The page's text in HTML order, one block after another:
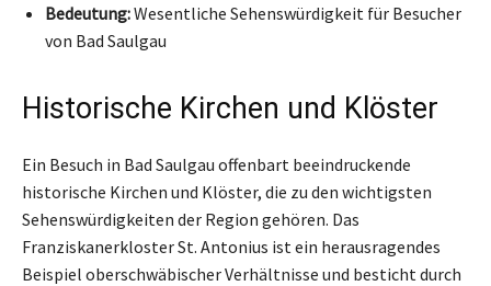
Bedeutung:Wesentliche Sehenswürdigkeit für Besucher
von Bad Saulgau
Historische Kirchen und Klöster
Ein Besuch in Bad Saulgau offenbart beeindruckende
historische Kirchen und Klöster, die zu den wichtigsten
Sehenswürdigkeiten der Region gehören. Das
Franziskanerkloster St. Antonius ist ein herausragendes
Beispiel oberschwäbischer Verhältnisse und besticht durch